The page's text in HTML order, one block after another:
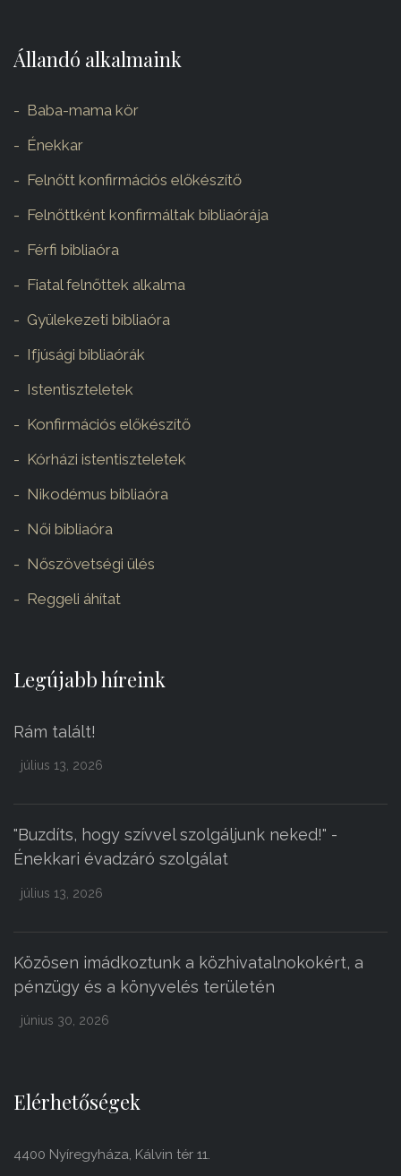
Állandó alkalmaink
Baba-mama kör
Énekkar
Felnőtt konfirmációs előkészítő
Felnőttként konfirmáltak bibliaórája
Férfi bibliaóra
Fiatal felnőttek alkalma
Gyülekezeti bibliaóra
Ifjúsági bibliaórák
Istentiszteletek
Konfirmációs előkészítő
Kórházi istentiszteletek
Nikodémus bibliaóra
Női bibliaóra
Nőszövetségi ülés
Reggeli áhítat
Legújabb híreink
Rám talált!
július 13, 2026
"Buzdíts, hogy szívvel szolgáljunk neked!" -
Énekkari évadzáró szolgálat
július 13, 2026
Közösen imádkoztunk a közhivatalnokokért, a
pénzügy és a könyvelés területén
június 30, 2026
Elérhetőségek
4400 Nyíregyháza, Kálvin tér 11.